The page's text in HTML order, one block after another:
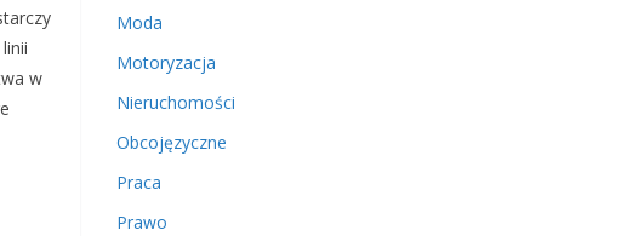
w
Moda
Motoryzacja
Nieruchomości
Obcojęzyczne
Praca
Prawo